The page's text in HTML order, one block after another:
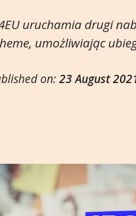
uruchamia drugi
umożliwiając
on:23 August